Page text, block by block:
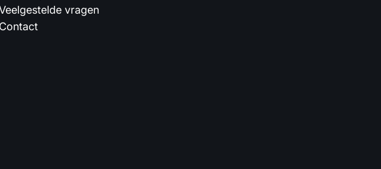
vragen
Contact